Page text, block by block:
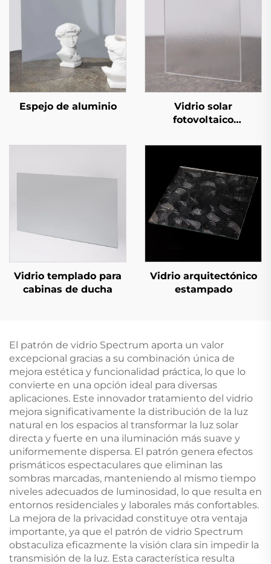
Espejo de aluminio
Vidrio solar
fotovoltaico
Vidrio templado para
cabinas de ducha
Vidrio arquitectónico
estampado
El patrón de vidrio Spectrum aporta un valor
excepcional gracias a su combinación única de
mejora estética y funcionalidad práctica, lo que lo
convierte en una opción ideal para diversas
aplicaciones. Este innovador tratamiento del vidrio
mejora significativamente la distribución de la luz
natural en los espacios al transformar la luz solar
directa y fuerte en una iluminación más suave y
uniformemente dispersa. El patrón genera efectos
prismáticos espectaculares que eliminan las
sombras marcadas, manteniendo al mismo tiempo
niveles adecuados de luminosidad, lo que resulta en
entornos residenciales y laborales más confortables.
La mejora de la privacidad constituye otra ventaja
importante, ya que el patrón de vidrio Spectrum
obstaculiza eficazmente la visión clara sin impedir la
transmisión de la luz. Esta característica resulta